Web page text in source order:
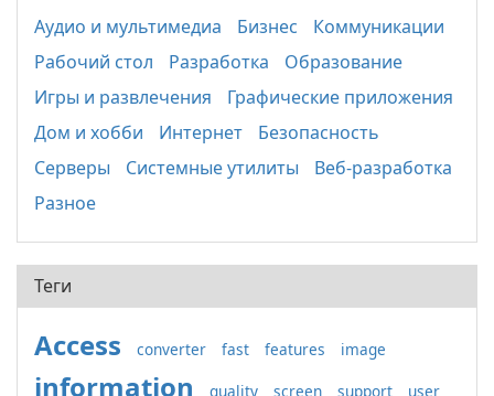
Аудио и мультимедиа Бизнес
Коммуникации
Рабочий стол
Разработка
Образование
Игры и развлечения
Графические приложения
Дом и хобби
Интернет
Безопасность
Серверы
Системные утилиты
Веб-разработка
Разное
Теги
Access converter fast features image
information quality screen support user